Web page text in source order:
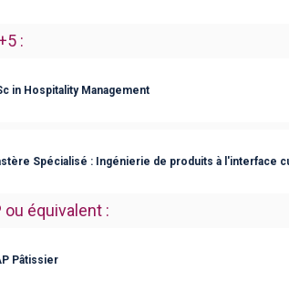
:
in Hospitality Management
Spécialisé : Ingénierie de produits à l'interface
ou équivalent :
Pâtissier